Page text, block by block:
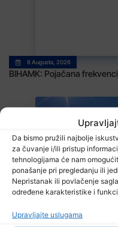
Da bismo pružili najbolje
za čuvanje i/ili pristup
tehnologijama će nam
ponašanje pri pregledanju ili
Nepristanak ili povlačenje
određene karakteristike i
Upravljajte uslugama
8 Augusta, 2026
BIHAMK: Pojačana
8 Augusta, 2026
Danas promjenjljivo i